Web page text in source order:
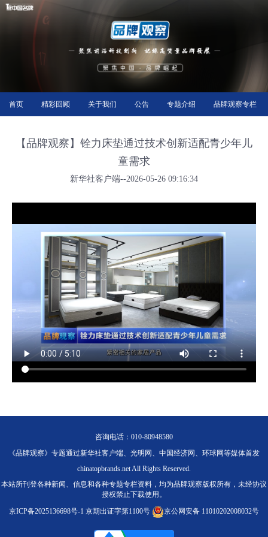
首页 精彩回顾 关于我们 公告 专题介绍 品牌观察专栏
【品牌观察】铨力床垫通过技术创新适配青少年儿
童需求
新华社客户端--2026-05-26 09:16:34
咨询电话：010-80948580
《品牌观察》专题通过新华社客户端、光明网、中国经济网、环球网等媒体首发
chinatopbrands.net All Rights Reserved.
本站所刊登各种新闻、信息和各种专题专栏资料，均为品牌观察版权所有，未经协议
授权禁止下载使用。
京ICP备2025136698号-1 京期出证字第1100号 京公网安备 11010202008032号